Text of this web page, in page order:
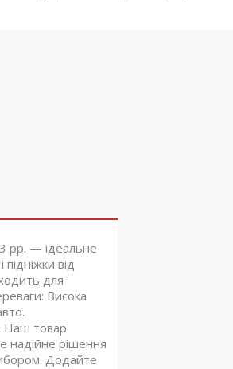
рр. — ідеальне
від
для
Висока
Наш товар
надійне рішення
Додайте